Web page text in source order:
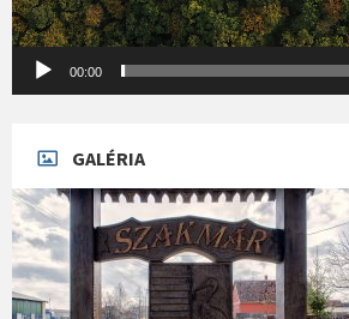
00:00
GALÉRIA